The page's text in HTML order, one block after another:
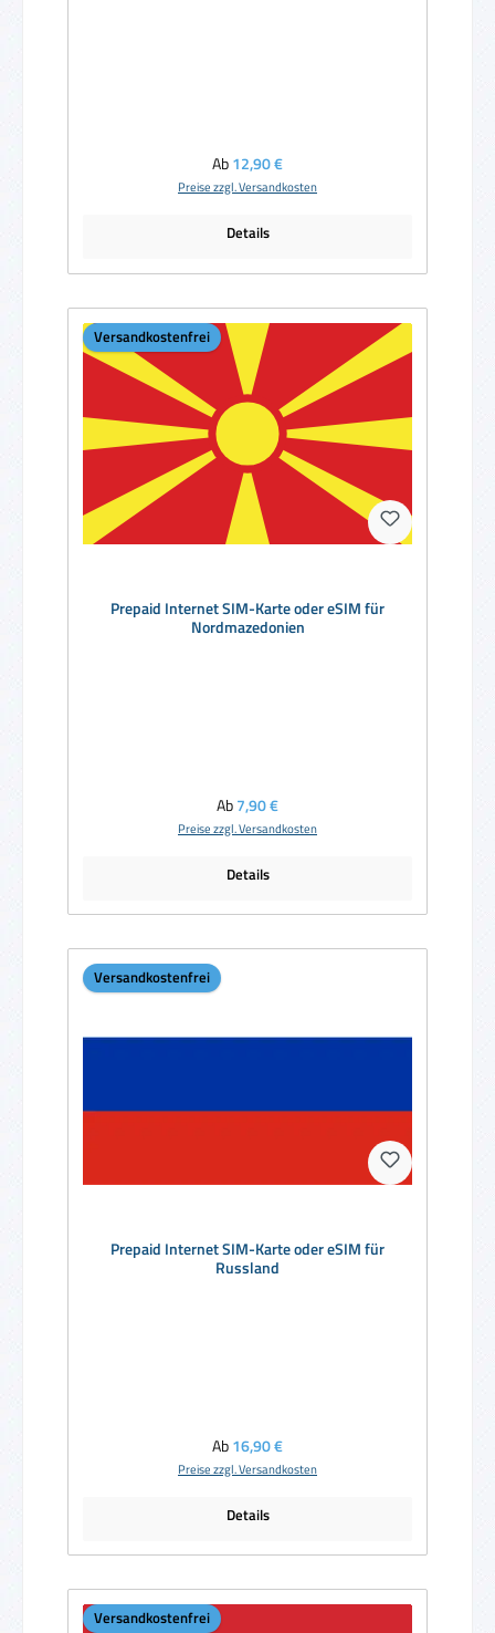
Regulärer Preis:
Ab12,90 €
Preise zzgl. Versandkosten
Details
Versandkostenfrei
Prepaid Internet SIM-Karte oder eSIM für
Nordmazedonien
Regulärer Preis:
Ab7,90 €
Preise zzgl. Versandkosten
Details
Versandkostenfrei
Prepaid Internet SIM-Karte oder eSIM für
Russland
Regulärer Preis:
Ab16,90 €
Preise zzgl. Versandkosten
Details
Versandkostenfrei